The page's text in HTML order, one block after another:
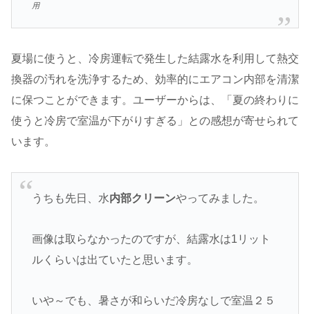
用
夏場に使うと、冷房運転で発生した結露水を利用して熱交
換器の汚れを洗浄するため、効率的にエアコン内部を清潔
に保つことができます​。ユーザーからは、「夏の終わりに
使うと冷房で室温が下がりすぎる」との感想が寄せられて
います​。
うちも先日、水内部クリーンやってみました。
画像は取らなかったのですが、結露水は1リット
ルくらいは出ていたと思います。
いや～でも、暑さが和らいだ冷房なしで室温２５